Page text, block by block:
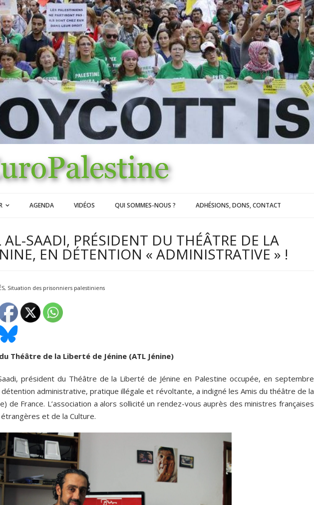
AGENDA VIDÉOS QUI SOMMES-NOUS ? ADHÉSIONS, DONS, CONTACT
AL-SAADI, PRÉSIDENT DU THÉÂTRE DE LA
EN DÉTENTION « ADMINISTRATIVE » !
, Situation des prisonniers palestiniens
Théâtre de la Liberté de Jénine (ATL Jénine)
président du Théâtre de la Liberté de Jénine en Palestine occupée, en septembre
administrative, pratique illégale et révoltante, a indigné les Amis du théâtre de la
de France. L’association a alors sollicité un rendez-vous auprès des ministres françaises
et de la Culture.